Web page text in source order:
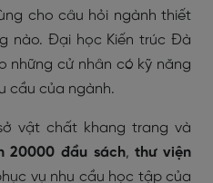
cho câu hỏi ngành thiết
nào. Đại học Kiến trúc Đà
những cử nhân có kỹ năng
cầu của ngành.
vật chất khang trang và
20000 đầu sách, thư viện
vụ nhu cầu học tập của